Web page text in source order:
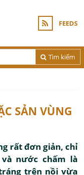
FEEDS
Tìm kiếm
SẢN VÙNG
rất đơn giản, chỉ
nước chấm là
trên nồi vừa